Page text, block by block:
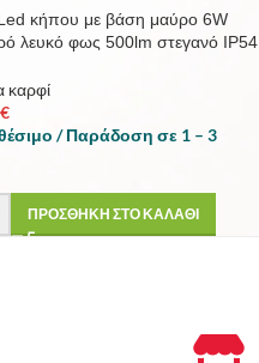
κήπου με βάση μαύρο 6W
λευκό φως 500lm στεγανό IP54
καρφί
€
/ Παράδοση σε 1 – 3
ΠΡΟΣΘΗΚΗ ΣΤΟ ΚΑΛΑΘΙ